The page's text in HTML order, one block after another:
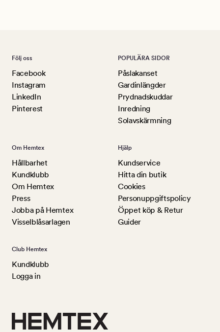
Följ oss
Facebook
Instagram
LinkedIn
Pinterest
POPULÄRA SIDOR
Påslakanset
Gardinlängder
Prydnadskuddar
Inredning
Solavskärmning
Om Hemtex
Hållbarhet
Kundklubb
Om Hemtex
Press
Jobba på Hemtex
Visselblåsarlagen
Hjälp
Kundservice
Hitta din butik
Cookies
Personuppgiftspolicy
Öppet köp & Retur
Guider
Club Hemtex
Kundklubb
Logga in